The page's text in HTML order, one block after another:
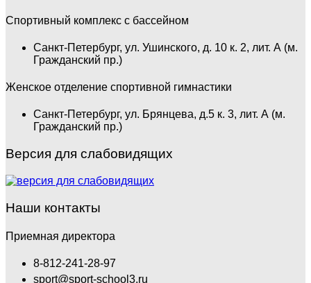
Спортивный комплекс с бассейном
Санкт-Петербург, ул. Ушинского, д. 10 к. 2, лит. А (м.
Гражданский пр.)
Женское отделение спортивной гимнастики
Санкт-Петербург, ул. Брянцева, д.5 к. 3, лит. А (м.
Гражданский пр.)
Версия для слабовидящих
Наши контакты
Приемная директора
8-812-241-28-97
sport@sport-school3.ru